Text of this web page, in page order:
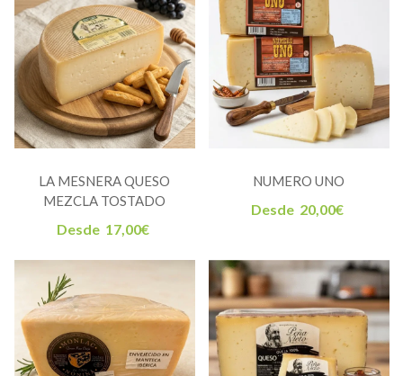
LA MESNERA QUESO
MEZCLA TOSTADO
Desde 17,00€
NUMERO UNO
Desde 20,00€